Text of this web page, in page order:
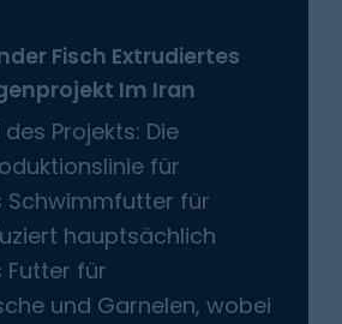
Fisch Extrudiertes
Im Iran
Projekts: Die
für
Schwimmfutter für
hauptsächlich
Futter für
und Garnelen, wobei